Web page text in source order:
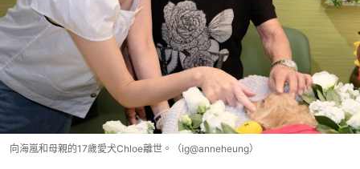
向海嵐和母親的17歲愛犬Chloe離世。（ig@anneheung）